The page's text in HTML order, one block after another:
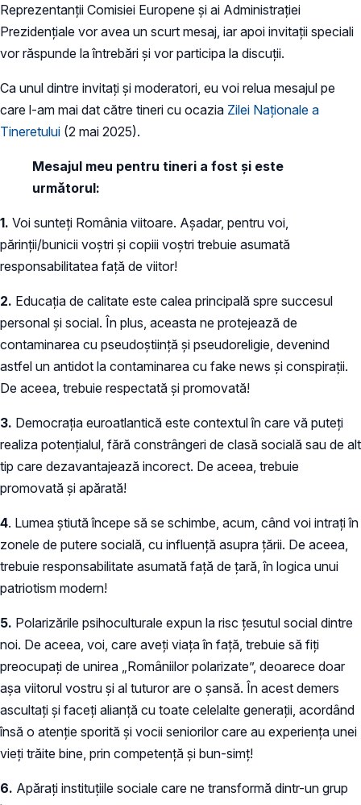
Reprezentanții Comisiei Europene și ai Administrației
Prezidențiale vor avea un scurt mesaj, iar apoi invitații speciali
vor răspunde la întrebări și vor participa la discuții.
Ca unul dintre invitați și moderatori, eu voi relua mesajul pe
care l-am mai dat către tineri cu ocazia Zilei Naționale a
Tineretului (2 mai 2025).
Mesajul meu pentru tineri a fost și este
următorul:
1. Voi sunteți România viitoare. Așadar, pentru voi,
părinții/bunicii voștri și copiii voștri trebuie asumată
responsabilitatea față de viitor!
2. Educația de calitate este calea principală spre succesul
personal și social. În plus, aceasta ne protejează de
contaminarea cu pseudoștiință și pseudoreligie, devenind
astfel un antidot la contaminarea cu fake news și conspirații.
De aceea, trebuie respectată și promovată!
3. Democrația euroatlantică este contextul în care vă puteți
realiza potențialul, fără constrângeri de clasă socială sau de alt
tip care dezavantajează incorect. De aceea, trebuie
promovată și apărată!
4. Lumea știută începe să se schimbe, acum, când voi intrați în
zonele de putere socială, cu influență asupra țării. De aceea,
trebuie responsabilitate asumată față de țară, în logica unui
patriotism modern!
5. Polarizările psihoculturale expun la risc țesutul social dintre
noi. De aceea, voi, care aveți viața în față, trebuie să fiți
preocupați de unirea „Româniilor polarizate”, deoarece doar
așa viitorul vostru și al tuturor are o șansă. În acest demers
ascultați și faceți alianță cu toate celelalte generații, acordând
însă o atenție sporită și vocii seniorilor care au experiența unei
vieți trăite bine, prin competență și bun-simț!
6. Apărați instituțiile sociale care ne transformă dintr-un grup